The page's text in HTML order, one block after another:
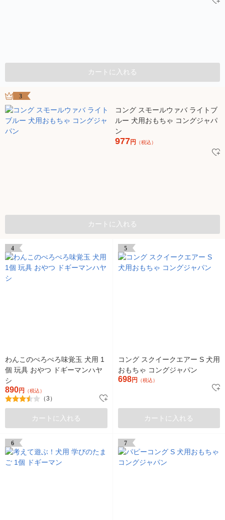
カートに入れる
3
コング スモールウァバ ライトブ
ルー 犬用おもちゃ コングジャパ
ン
977円 （税込）
カートに入れる
4
わんこのぺろぺろ味覚玉 犬用 1
個 玩具 おやつ ドギーマンハヤ
シ
890円 （税込）
（3）
カートに入れる
5
コング スクイークエアー S 犬用
おもちゃ コングジャパン
698円 （税込）
カートに入れる
6 7